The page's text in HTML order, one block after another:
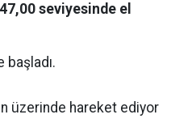
seviyesinde el
başladı.
üzerinde hareket ediyor